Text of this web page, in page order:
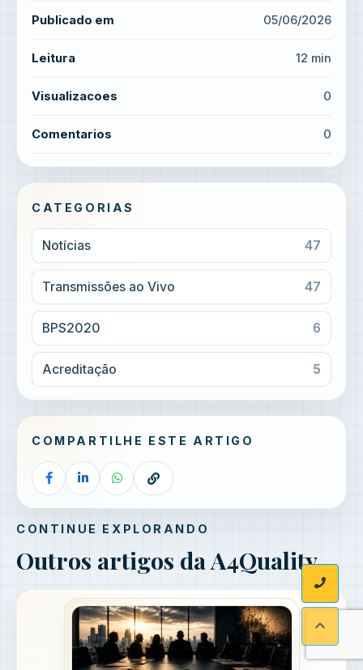
Publicado em 05/06/2026
Leitura 12 min
Visualizacoes 0
Comentarios 0
CATEGORIAS
Notícias 47
Transmissões ao Vivo 47
BPS2020 6
Acreditação 5
COMPARTILHE ESTE ARTIGO
CONTINUE EXPLORANDO
Outros artigos da A4Quality